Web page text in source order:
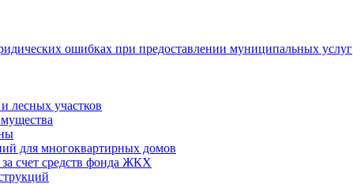
ошибках при предоставлении муниципальных услуг
лесных участков
для многоквартирных домов
счет средств фонда ЖКХ